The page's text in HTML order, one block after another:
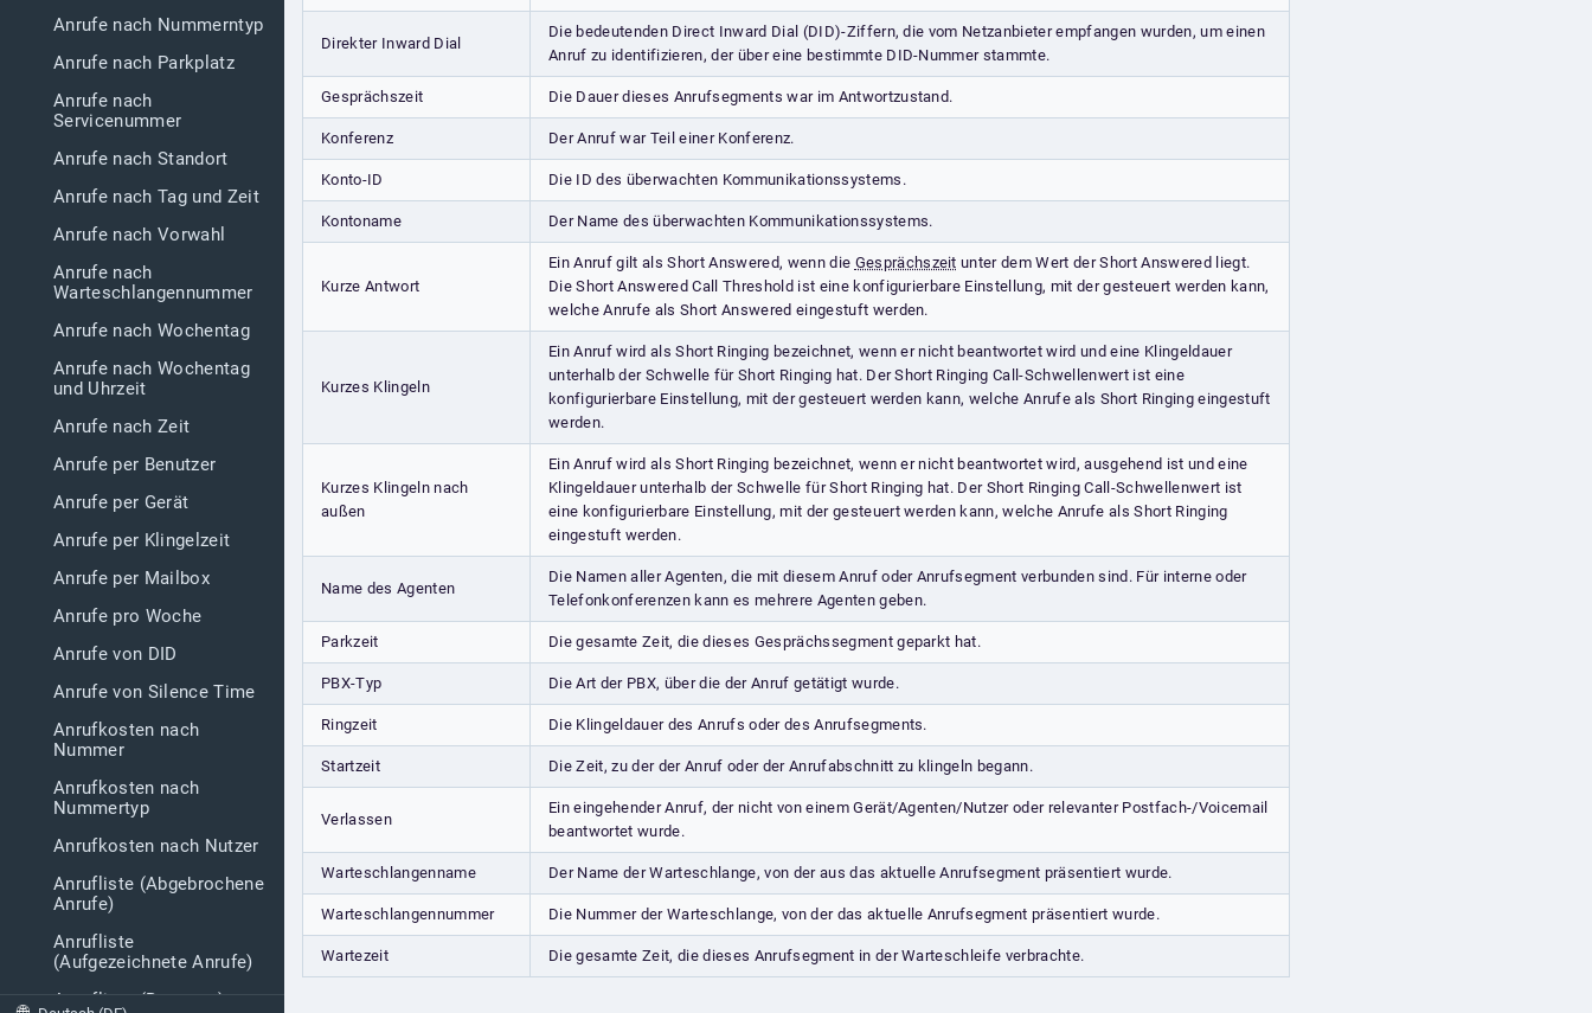
Anrufe nach Nummerntyp
Anrufe nach Parkplatz
Anrufe nach
Servicenummer
Anrufe nach Standort
Anrufe nach Tag und Zeit
Anrufe nach Vorwahl
Anrufe nach
Warteschlangennummer
Anrufe nach Wochentag
Anrufe nach Wochentag
und Uhrzeit
Anrufe nach Zeit
Anrufe per Benutzer
Anrufe per Gerät
Anrufe per Klingelzeit
Anrufe per Mailbox
Anrufe pro Woche
Anrufe von DID
Anrufe von Silence Time
Anrufkosten nach
Nummer
Anrufkosten nach
Nummertyp
Anrufkosten nach Nutzer
Anrufliste (Abgebrochene
Anrufe)
Anrufliste
(Aufgezeichnete Anrufe)
Anrufliste (Benutzer)
Direkter Inward Dial
Die bedeutenden Direct Inward Dial (DID)-Ziffern, die vom Netzanbieter empfangen wurden, um einen
Anruf zu identifizieren, der über eine bestimmte DID-Nummer stammte.
Gesprächszeit Die Dauer dieses Anrufsegments war im Antwortzustand.
Konferenz Der Anruf war Teil einer Konferenz.
Konto-ID Die ID des überwachten Kommunikationssystems.
Kontoname Der Name des überwachten Kommunikationssystems.
Kurze Antwort
Ein Anruf gilt als Short Answered, wenn die Gesprächszeit unter dem Wert der Short Answered liegt.
Die Short Answered Call Threshold ist eine konfigurierbare Einstellung, mit der gesteuert werden kann,
welche Anrufe als Short Answered eingestuft werden.
Kurzes Klingeln
Ein Anruf wird als Short Ringing bezeichnet, wenn er nicht beantwortet wird und eine Klingeldauer
unterhalb der Schwelle für Short Ringing hat. Der Short Ringing Call-Schwellenwert ist eine
konfigurierbare Einstellung, mit der gesteuert werden kann, welche Anrufe als Short Ringing eingestuft
werden.
Kurzes Klingeln nach
außen
Ein Anruf wird als Short Ringing bezeichnet, wenn er nicht beantwortet wird, ausgehend ist und eine
Klingeldauer unterhalb der Schwelle für Short Ringing hat. Der Short Ringing Call-Schwellenwert ist
eine konfigurierbare Einstellung, mit der gesteuert werden kann, welche Anrufe als Short Ringing
eingestuft werden.
Name des Agenten
Die Namen aller Agenten, die mit diesem Anruf oder Anrufsegment verbunden sind. Für interne oder
Telefonkonferenzen kann es mehrere Agenten geben.
Parkzeit Die gesamte Zeit, die dieses Gesprächssegment geparkt hat.
PBX-Typ Die Art der PBX, über die der Anruf getätigt wurde.
Ringzeit Die Klingeldauer des Anrufs oder des Anrufsegments.
Startzeit Die Zeit, zu der der Anruf oder der Anrufabschnitt zu klingeln begann.
Verlassen
Ein eingehender Anruf, der nicht von einem Gerät/Agenten/Nutzer oder relevanter Postfach-/Voicemail
beantwortet wurde.
Warteschlangenname Der Name der Warteschlange, von der aus das aktuelle Anrufsegment präsentiert wurde.
Warteschlangennummer Die Nummer der Warteschlange, von der das aktuelle Anrufsegment präsentiert wurde.
Wartezeit Die gesamte Zeit, die dieses Anrufsegment in der Warteschleife verbrachte.